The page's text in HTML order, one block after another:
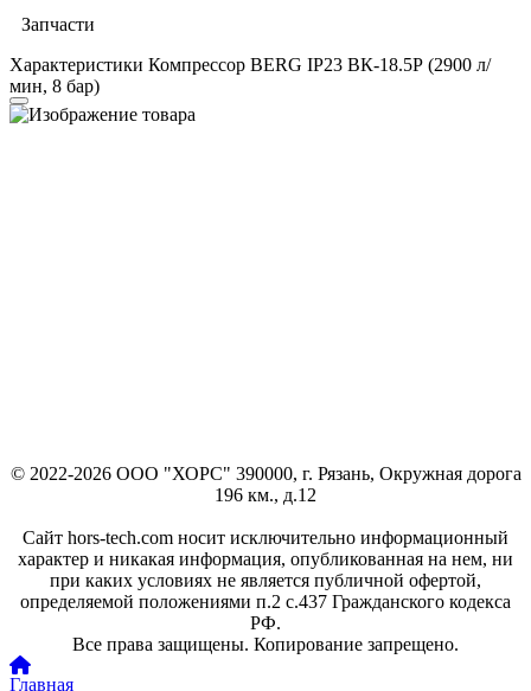
Запчасти
Характеристики Компрессор BERG IP23 ВК-18.5Р (2900 л/
мин, 8 бар)
© 2022-2026 ООО "ХОРС" 390000, г. Рязань, Окружная дорога
196 км., д.12
Сайт hors-tech.com носит исключительно информационный
характер и никакая информация, опубликованная на нем, ни
при каких условиях не является публичной офертой,
определяемой положениями п.2 с.437 Гражданского кодекса
РФ.
Все права защищены. Копирование запрещено.
Главная